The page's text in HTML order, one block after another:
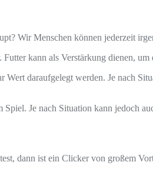
Wir Menschen können jederzeit
Futter kann als Verstärkung dienen,
Wert daraufgelegt werden. Je nach
Je nach Situation kann jedoch
dann ist ein Clicker von großem